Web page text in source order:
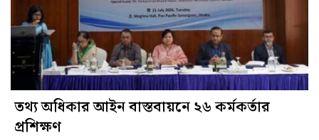
তথ্য অধিকার আইন বাস্তবায়নে ২৬ কর্মকর্তার
প্রশিক্ষণ